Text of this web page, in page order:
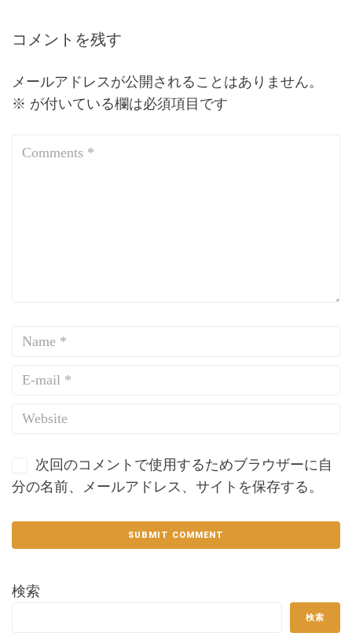
コメントを残す
メールアドレスが公開されることはありません。
※ が付いている欄は必須項目です
次回のコメントで使用するためブラウザーに自
分の名前、メールアドレス、サイトを保存する。
検索
検索